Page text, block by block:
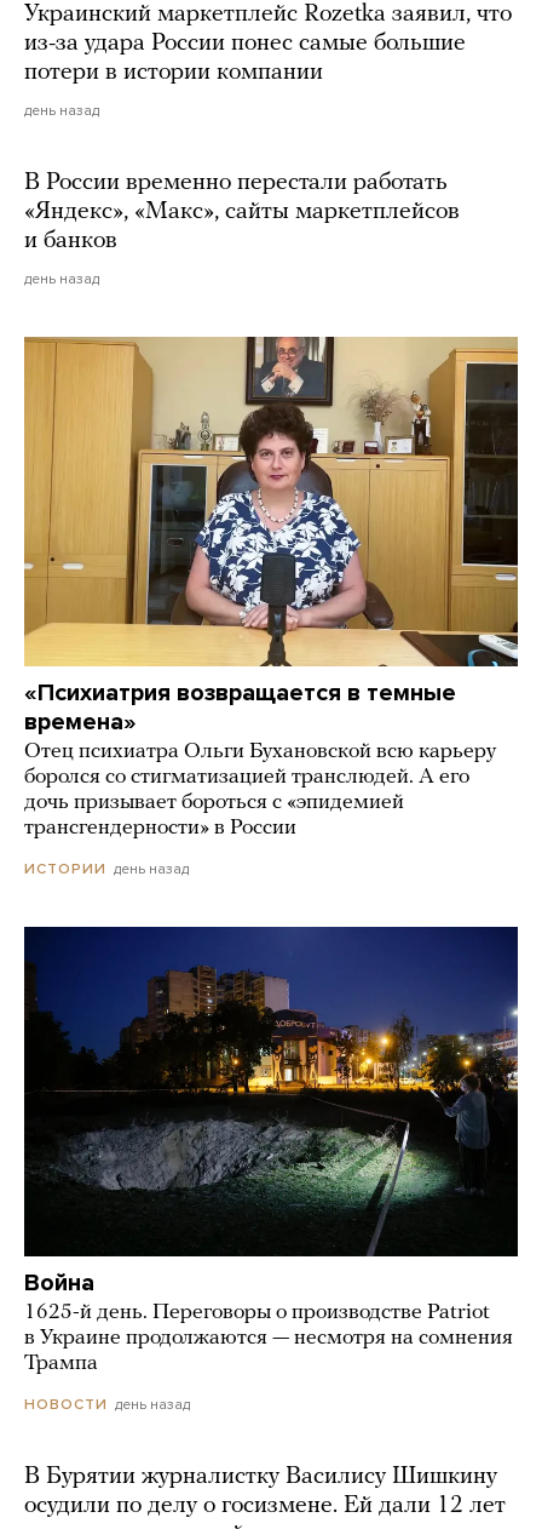
Украинский маркетплейс Rozetka заявил, что
из-за удара России понес самые большие
потери в истории компании
день назад
В России временно перестали работать
«Яндекс», «Макс», сайты маркетплейсов
и банков
день назад
«Психиатрия возвращается в темные
времена»
Отец психиатра Ольги Бухановской всю карьеру
боролся со стигматизацией транслюдей. А его
дочь призывает бороться с «эпидемией
трансгендерности» в России
ИСТОРИИ день назад
Война
1625-й день. Переговоры о производстве Patriot
в Украине продолжаются — несмотря на сомнения
Трампа
НОВОСТИ день назад
В Бурятии журналистку Василису Шишкину
осудили по делу о госизмене. Ей дали 12 лет